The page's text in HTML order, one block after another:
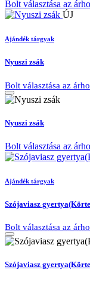
Bolt választása az
ÚJ
Ajándék tárgyak
Nyuszi zsák
Bolt választása az
Nyuszi zsák
Bolt választása az
Ajándék tárgyak
Szójaviasz
Bolt választása az
Szójaviasz